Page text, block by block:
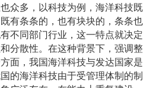
众多，以科技为例，海洋科技既
有条条的，也有块块的，条条也
不同部门行业，这一特点就决定
分散性。在这种背景下，强调整
面，我国海洋科技与发达国家是
的海洋科技由于受管理体制的制